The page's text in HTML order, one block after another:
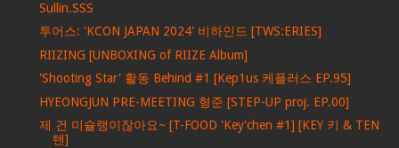
Sullin.SSS
투어스: 'KCON JAPAN 2024' 비하인드 [TWS:ERIES]
RIIZING [UNBOXING of RIIZE Album]
'Shooting Star' 활동 Behind #1 [Kep1us 케플러스 EP.95]
HYEONGJUN PRE-MEETING 형준 [STEP-UP proj. EP.00]
제 건 미슐랭이잖아요~ [T-FOOD 'Key'chen #1] [KEY 키 & TEN
텐]